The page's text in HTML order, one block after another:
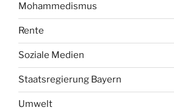
Mohammedismus
Rente
Soziale Medien
Staatsregierung Bayern
Umwelt